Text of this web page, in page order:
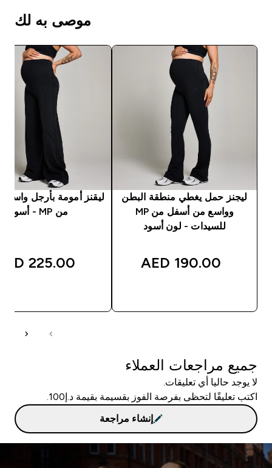
موصى به لك
ليجنز حمل يغطي منطقة البطن
وواسع من أسفل من MP
للسيدات - لون أسود
190.00 AED‎
ليقنز أمومة بأرجل واسعة
من MP - أسود
225.00 AED‎
جميع مراجعات العملاء
لا يوجد حاليا أي تعليقات.
اكتب تعليقًا لتحظى بفرصة الفوز بقسيمة بقيمة د.إ100.
إنشاء مراجعة